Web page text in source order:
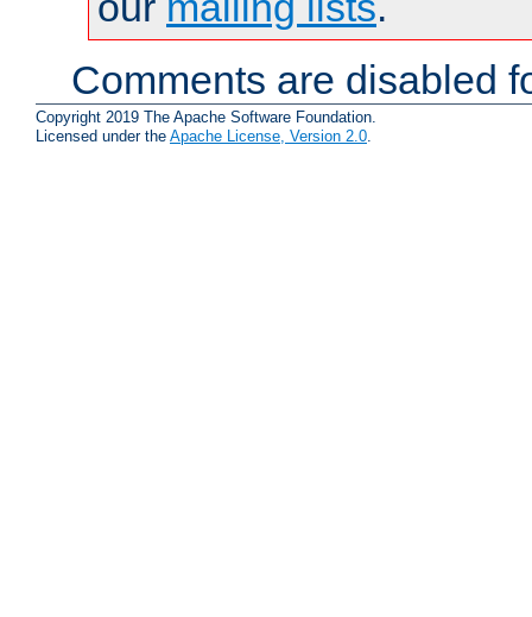
Comments are disabled
Copyright 2019 The Apache Software Foundation.
Licensed under the Apache License, Version 2.0.